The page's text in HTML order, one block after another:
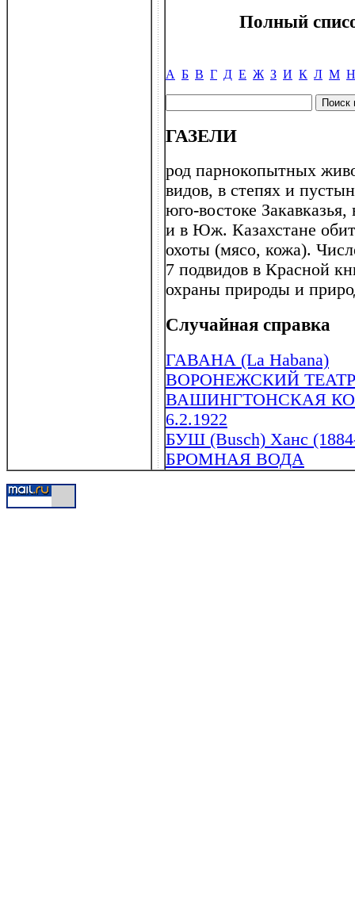
Полный
А Б В Г Д Е Ж З И К Л М Н
ГАЗЕЛИ
род парнокопытных
видов, в степях и
юго-востоке
и в Юж. Казахстане
охоты (мясо, кожа).
7 подвидов в Красной
охраны природы и
Случайная справка
ГАВАНА (La Habana)
ВОРОНЕЖСКИЙ
ВАШИНГТОНСКАЯ
6.2.1922
БУШ (Busch) Ханс
БРОМНАЯ ВОДА